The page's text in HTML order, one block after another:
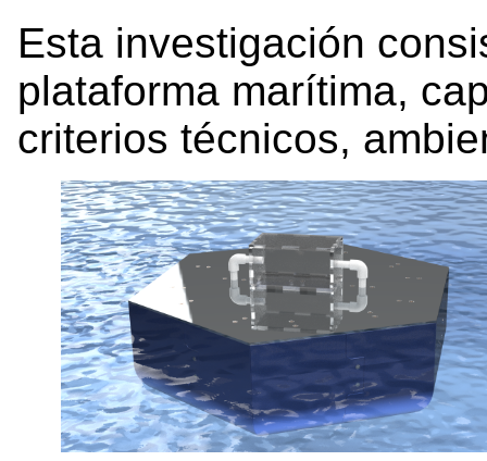
Esta investigación
plataforma marítima,
criterios técnicos,